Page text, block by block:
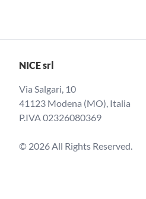
NICE srl
Via Salgari, 10
41123 Modena (MO), Italia
P.IVA 02326080369
© 2026 All Rights Reserved.